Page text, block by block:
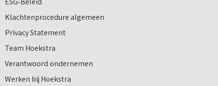
Makelaardij
Nieuwbouw
a
k
e
l
a
p
a
l
i
n
Klachtenprocedure algemeen
Privacy Statement
Team Hoekstra
Verantwoord ondernemen
Werken bij Hoekstra